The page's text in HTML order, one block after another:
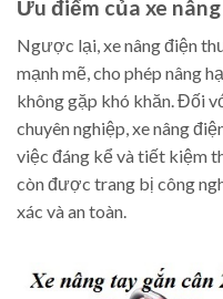
Ưu điểm của xe
Ngược lại, xe nâng điện
mạnh mẽ, cho phép nâng
không gặp khó khăn. Đối
chuyên nghiệp, xe nâng
việc đáng kể và tiết kiệm
còn được trang bị công
xác và an toàn.